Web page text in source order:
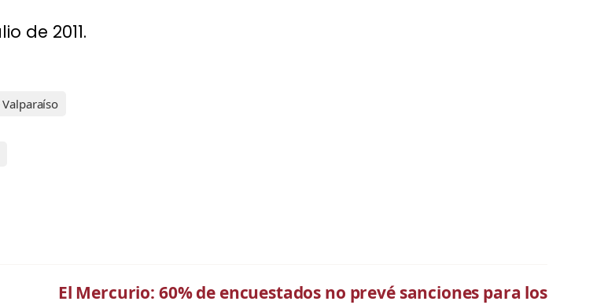
de 2011.
El Mercurio: 60% de encuestados no prevé sanciones para los